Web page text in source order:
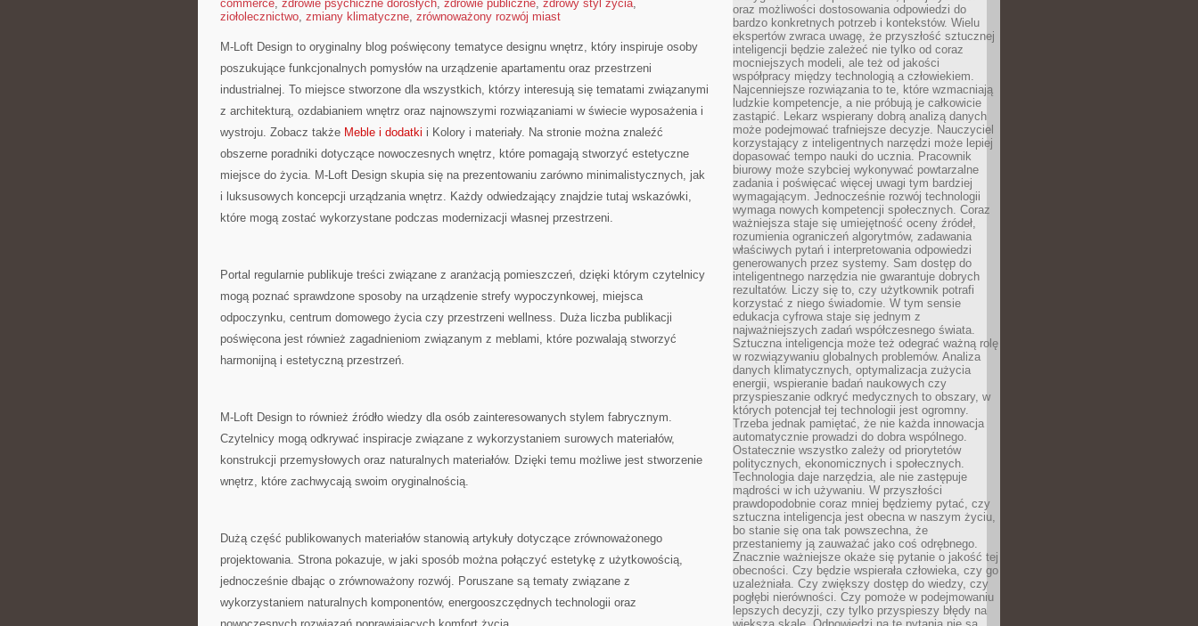
commerce, zdrowie psychiczne dorosłych, zdrowie publiczne, zdrowy styl życia,
ziołolecznictwo, zmiany klimatyczne, zrównoważony rozwój miast
M-Loft Design to oryginalny blog poświęcony tematyce designu wnętrz, który inspiruje osoby
poszukujące funkcjonalnych pomysłów na urządzenie apartamentu oraz przestrzeni
industrialnej. To miejsce stworzone dla wszystkich, którzy interesują się tematami związanymi
z architekturą, ozdabianiem wnętrz oraz najnowszymi rozwiązaniami w świecie wyposażenia i
wystroju. Zobacz także Meble i dodatki i Kolory i materiały. Na stronie można znaleźć
obszerne poradniki dotyczące nowoczesnych wnętrz, które pomagają stworzyć estetyczne
miejsce do życia. M-Loft Design skupia się na prezentowaniu zarówno minimalistycznych, jak
i luksusowych koncepcji urządzania wnętrz. Każdy odwiedzający znajdzie tutaj wskazówki,
które mogą zostać wykorzystane podczas modernizacji własnej przestrzeni.
Portal regularnie publikuje treści związane z aranżacją pomieszczeń, dzięki którym czytelnicy
mogą poznać sprawdzone sposoby na urządzenie strefy wypoczynkowej, miejsca
odpoczynku, centrum domowego życia czy przestrzeni wellness. Duża liczba publikacji
poświęcona jest również zagadnieniom związanym z meblami, które pozwalają stworzyć
harmonijną i estetyczną przestrzeń.
M-Loft Design to również źródło wiedzy dla osób zainteresowanych stylem fabrycznym.
Czytelnicy mogą odkrywać inspiracje związane z wykorzystaniem surowych materiałów,
konstrukcji przemysłowych oraz naturalnych materiałów. Dzięki temu możliwe jest stworzenie
wnętrz, które zachwycają swoim oryginalnością.
Dużą część publikowanych materiałów stanowią artykuły dotyczące zrównoważonego
projektowania. Strona pokazuje, w jaki sposób można połączyć estetykę z użytkowością,
jednocześnie dbając o zrównoważony rozwój. Poruszane są tematy związane z
wykorzystaniem naturalnych komponentów, energooszczędnych technologii oraz
oraz możliwości dostosowania odpowiedzi do
bardzo konkretnych potrzeb i kontekstów. Wielu
ekspertów zwraca uwagę, że przyszłość sztucznej
inteligencji będzie zależeć nie tylko od coraz
mocniejszych modeli, ale też od jakości
współpracy między technologią a człowiekiem.
Najcenniejsze rozwiązania to te, które wzmacniają
ludzkie kompetencje, a nie próbują je całkowicie
zastąpić. Lekarz wspierany dobrą analizą danych
może podejmować trafniejsze decyzje. Nauczyciel
korzystający z inteligentnych narzędzi może lepiej
dopasować tempo nauki do ucznia. Pracownik
biurowy może szybciej wykonywać powtarzalne
zadania i poświęcać więcej uwagi tym bardziej
wymagającym. Jednocześnie rozwój technologii
wymaga nowych kompetencji społecznych. Coraz
ważniejsza staje się umiejętność oceny źródeł,
rozumienia ograniczeń algorytmów, zadawania
właściwych pytań i interpretowania odpowiedzi
generowanych przez systemy. Sam dostęp do
inteligentnego narzędzia nie gwarantuje dobrych
rezultatów. Liczy się to, czy użytkownik potrafi
korzystać z niego świadomie. W tym sensie
edukacja cyfrowa staje się jednym z
najważniejszych zadań współczesnego świata.
Sztuczna inteligencja może też odegrać ważną rolę
w rozwiązywaniu globalnych problemów. Analiza
danych klimatycznych, optymalizacja zużycia
energii, wspieranie badań naukowych czy
przyspieszanie odkryć medycznych to obszary, w
których potencjał tej technologii jest ogromny.
Trzeba jednak pamiętać, że nie każda innowacja
automatycznie prowadzi do dobra wspólnego.
Ostatecznie wszystko zależy od priorytetów
politycznych, ekonomicznych i społecznych.
Technologia daje narzędzia, ale nie zastępuje
mądrości w ich używaniu. W przyszłości
prawdopodobnie coraz mniej będziemy pytać, czy
sztuczna inteligencja jest obecna w naszym życiu,
bo stanie się ona tak powszechna, że
przestaniemy ją zauważać jako coś odrębnego.
Znacznie ważniejsze okaże się pytanie o jakość tej
obecności. Czy będzie wspierała człowieka, czy go
uzależniała. Czy zwiększy dostęp do wiedzy, czy
pogłębi nierówności. Czy pomoże w podejmowaniu
lepszych decyzji, czy tylko przyspieszy błędy na